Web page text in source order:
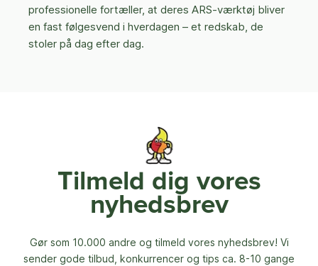
professionelle fortæller, at deres ARS-værktøj bliver
en fast følgesvend i hverdagen – et redskab, de
stoler på dag efter dag.
Tilmeld dig vores
nyhedsbrev
Gør som 10.000 andre og tilmeld vores nyhedsbrev! Vi
sender gode tilbud, konkurrencer og tips ca. 8-10 gange